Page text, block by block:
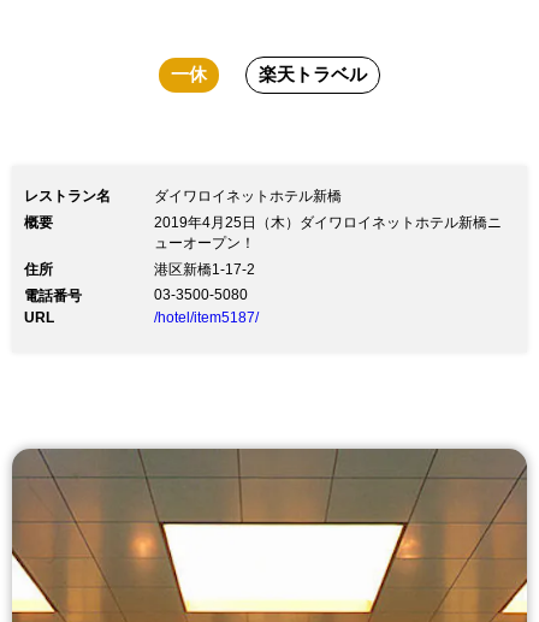
一休 楽天トラベル
レストラン名
ダイワロイネットホテル新橋
概要
2019年4月25日（木）ダイワロイネットホテル新橋ニ
ューオープン！
住所
港区新橋1-17-2
電話番号
03-3500-5080
URL
/hotel/item5187/